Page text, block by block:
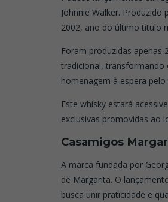
Johnnie Walker.
2002, ano do último título
Foram produzidas apenas
tradicional, transformando
homenagem à espera
Este whisky estará
exclusivas promovidas ao
Casamigos
A marca fundada por
de Margarita. O
busca unir praticidade e